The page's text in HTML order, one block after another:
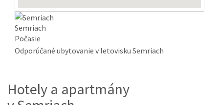
Semriach
Počasie
Odporúčané ubytovanie v letovisku Semriach
Hotely a apartmány